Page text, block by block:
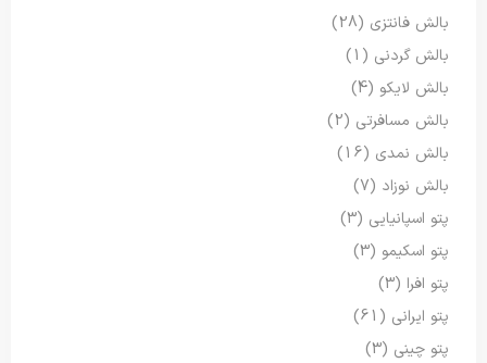
بالش فانتزی (28)
بالش گردنی (1)
بالش لایکو (4)
بالش مسافرتی (2)
بالش نمدی (16)
بالش نوزاد (7)
پتو اسپانیایی (3)
پتو اسکیمو (3)
پتو افرا (3)
پتو ایرانی (61)
پتو چینی (3)